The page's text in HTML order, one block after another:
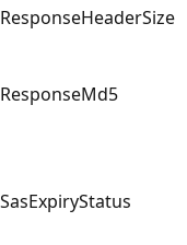
ResponseHeaderSize
ResponseMd5
SasExpiryStatus